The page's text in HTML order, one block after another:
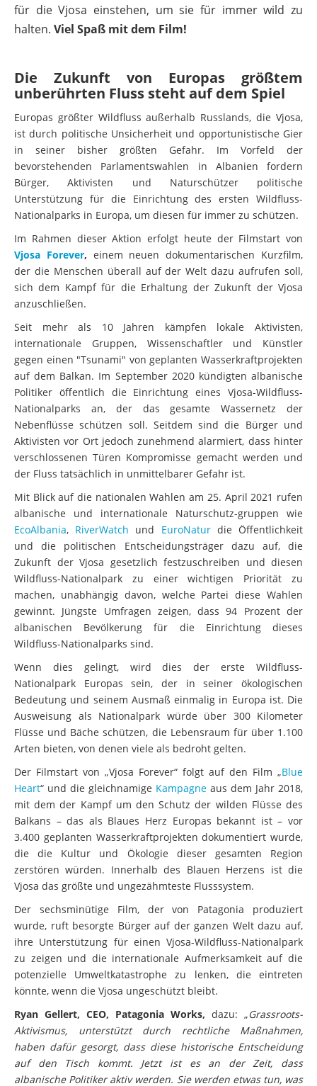
für die Vjosa einstehen, um sie für immer wild zu
halten. Viel Spaß mit dem Film!
Die Zukunft von Europas größtem
unberührten Fluss steht auf dem Spiel
Europas größter Wildfluss außerhalb Russlands, die Vjosa,
ist durch politische Unsicherheit und opportunistische Gier
in seiner bisher größten Gefahr. Im Vorfeld der
bevorstehenden Parlamentswahlen in Albanien fordern
Bürger, Aktivisten und Naturschützer politische
Unterstützung für die Einrichtung des ersten Wildfluss-
Nationalparks in Europa, um diesen für immer zu schützen.
Im Rahmen dieser Aktion erfolgt heute der Filmstart von
Vjosa Forever, einem neuen dokumentarischen Kurzfilm,
der die Menschen überall auf der Welt dazu aufrufen soll,
sich dem Kampf für die Erhaltung der Zukunft der Vjosa
anzuschließen.
Seit mehr als 10 Jahren kämpfen lokale Aktivisten,
internationale Gruppen, Wissenschaftler und Künstler
gegen einen "Tsunami" von geplanten Wasserkraftprojekten
auf dem Balkan. Im September 2020 kündigten albanische
Politiker öffentlich die Einrichtung eines Vjosa-Wildfluss-
Nationalparks an, der das gesamte Wassernetz der
Nebenflüsse schützen soll. Seitdem sind die Bürger und
Aktivisten vor Ort jedoch zunehmend alarmiert, dass hinter
verschlossenen Türen Kompromisse gemacht werden und
der Fluss tatsächlich in unmittelbarer Gefahr ist.
Mit Blick auf die nationalen Wahlen am 25. April 2021 rufen
albanische und internationale Naturschutz-gruppen wie
EcoAlbania, RiverWatch und EuroNaturdie Öffentlichkeit
und die politischen Entscheidungsträger dazu auf, die
Zukunft der Vjosa gesetzlich festzuschreiben und diesen
Wildfluss-Nationalpark zu einer wichtigen Priorität zu
machen, unabhängig davon, welche Partei diese Wahlen
gewinnt. Jüngste Umfragen zeigen, dass 94 Prozent der
albanischen Bevölkerung für die Einrichtung dieses
Wildfluss-Nationalparks sind.
Wenn dies gelingt, wird dies der erste Wildfluss-
Nationalpark Europas sein, der in seiner ökologischen
Bedeutung und seinem Ausmaß einmalig in Europa ist. Die
Ausweisung als Nationalpark würde über 300 Kilometer
Flüsse und Bäche schützen, die Lebensraum für über 1.100
Arten bieten, von denen viele als bedroht gelten.
Der Filmstart von „Vjosa Forever“ folgt auf den Film „Blue
Heart“ und die gleichnamige Kampagne aus dem Jahr 2018,
mit dem der Kampf um den Schutz der wilden Flüsse des
Balkans – das als Blaues Herz Europas bekannt ist – vor
3.400 geplanten Wasserkraftprojekten dokumentiert wurde,
die die Kultur und Ökologie dieser gesamten Region
zerstören würden. Innerhalb des Blauen Herzens ist die
Vjosa das größte und ungezähmteste Flusssystem.
Der sechsminütige Film, der von Patagonia produziert
wurde, ruft besorgte Bürger auf der ganzen Welt dazu auf,
ihre Unterstützung für einen Vjosa-Wildfluss-Nationalpark
zu zeigen und die internationale Aufmerksamkeit auf die
potenzielle Umweltkatastrophe zu lenken, die eintreten
könnte, wenn die Vjosa ungeschützt bleibt.
Ryan Gellert, CEO, Patagonia Works, dazu: „Grassroots-
Aktivismus, unterstützt durch rechtliche Maßnahmen,
haben dafür gesorgt, dass diese historische Entscheidung
auf den Tisch kommt. Jetzt ist es an der Zeit, dass
albanische Politiker aktiv werden. Sie werden etwas tun, was